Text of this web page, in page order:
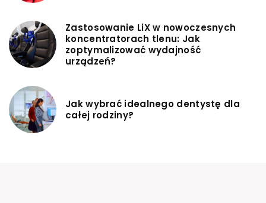
Zastosowanie LiX w nowoczesnych
koncentratorach tlenu: Jak
zoptymalizować wydajność
urządzeń?
Jak wybrać idealnego dentystę dla
całej rodziny?